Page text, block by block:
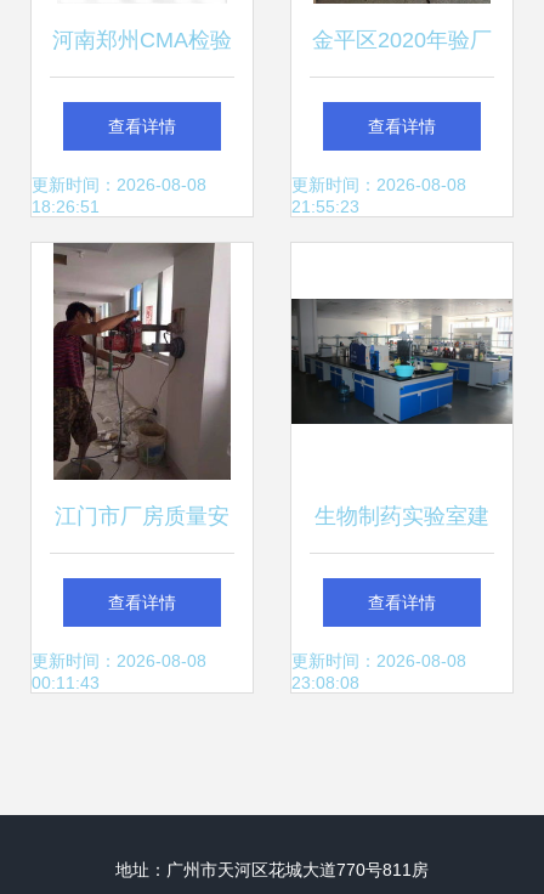
河南郑州CMA检验
检测资质咨询服务
专业助力，合规发
展
查看详情
更新时间：2026-08-08
18:26:51
金平区2020年验厂
安全检测鉴定优惠
活动全面启动，助
查看详情
更新时间：2026-08-08
21:55:23
江门市厂房质量安
全检测鉴定单位 筑
牢工业安全防线，
查看详情
更新时间：2026-08-08
00:11:43
生物制药实验室建
设标准及检验检测
服务规范
查看详情
更新时间：2026-08-08
23:08:08
地址：广州市天河区花城大道770号811房